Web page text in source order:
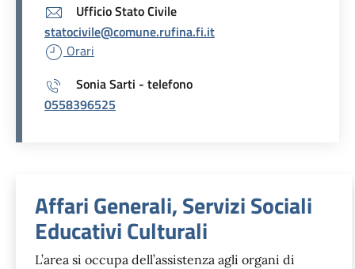
Ufficio Stato Civile
statocivile@comune.rufina.fi.it
Orari
Sonia Sarti - telefono
0558396525
Unità organizzativa
Affari Generali, Servizi Sociali
Educativi Culturali
L’area si occupa dell’assistenza agli organi di